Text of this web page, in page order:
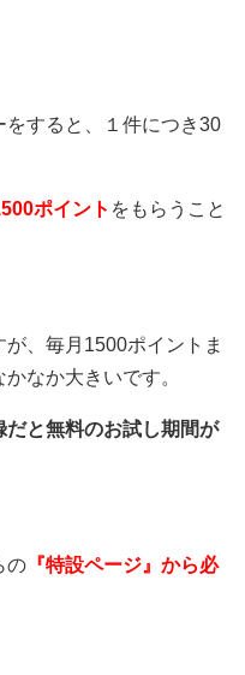
すると、１件につき30
ポイント をもらうこと
、毎月1500ポイントま
なか大きいです。
と無料のお試し期間が
の 『特設ページ』から必